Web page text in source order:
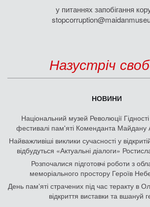
у питаннях запобігання
Назустріч
НОВИНИ
Національний музей Революції
фестивалі пам'яті Коменданта Майдану
Найважливіші виклики сучасності у
відбудуться «Актуальні діалоги»
Розпочалися підготовчі роботи з
меморіального простору Героїв
День памʼяті страчених під час теракту в
відкриття виставки та вшануй